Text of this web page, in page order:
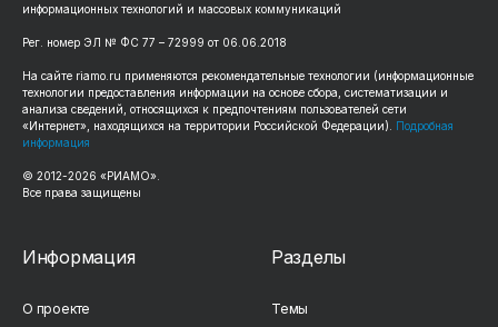
информационных технологий и массовых коммуникаций
Рег. номер ЭЛ № ФС 77 – 72999 от 06.06.2018
На сайте riamo.ru применяются рекомендательные технологии (информационные
технологии предоставления информации на основе сбора, систематизации и
анализа сведений, относящихся к предпочтениям пользователей сети
«Интернет», находящихся на территории Российской Федерации). Подробная
информация
© 2012-2026 «РИАМО».
Все права защищены
Информация
О проекте
Разделы
Темы